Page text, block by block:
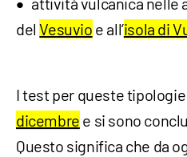
delVesuvio e all’isola di
I test per queste
dicembre e si sono
Questo significa che da